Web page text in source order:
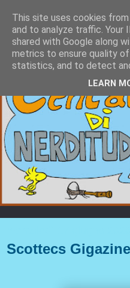
Scottecs
This site uses cookies
and to analyze traffic. Your
shared with Google along
metrics to ensure quality
statistics, and to detect
LEARN